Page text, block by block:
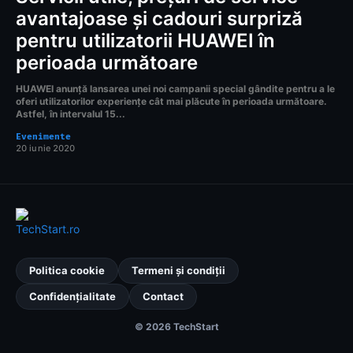
avantajoase și cadouri surpriză
pentru utilizatorii HUAWEI în
perioada următoare
HUAWEI anunță lansarea unei noi campanii special gândite pentru a le
oferi utilizatorilor experiențe cât mai plăcute în perioada următoare.
Astfel, în intervalul 15...
Evenimente
20 iunie 2020
Politica cookie Termeni și condiții
Confidențialitate Contact
© 2026 TechStart